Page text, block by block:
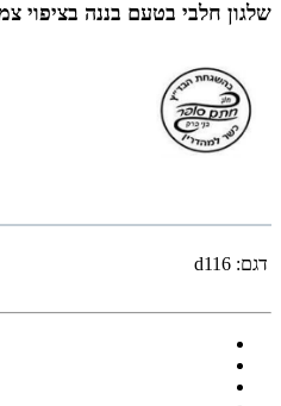
שלגון חלבי בטעם בננה בציפוי
דגם: d116